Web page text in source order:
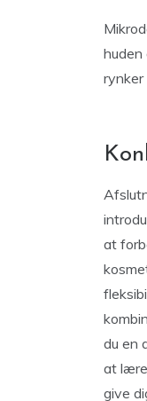
huden
rynker
at
du en
at
give